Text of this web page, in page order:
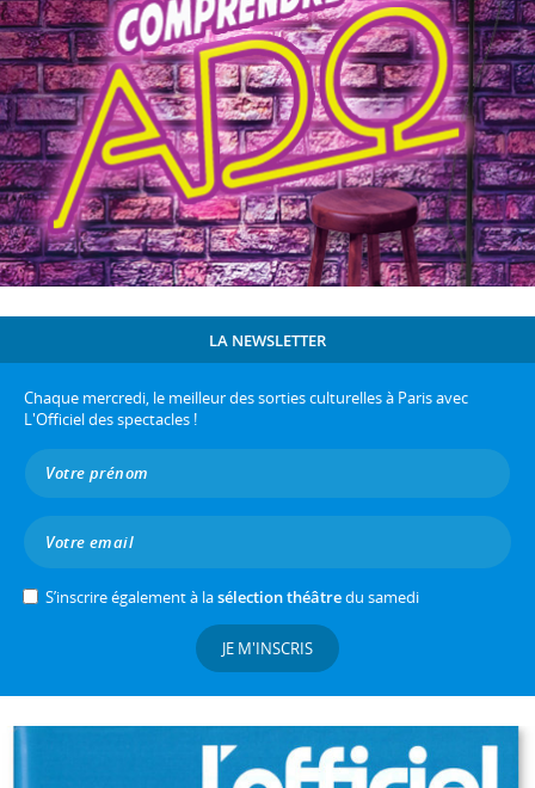
LA NEWSLETTER
Chaque mercredi, le meilleur des sorties culturelles à Paris avec
L'Officiel des spectacles !
S’inscrire également à lasélection théâtredu samedi
JE M'INSCRIS